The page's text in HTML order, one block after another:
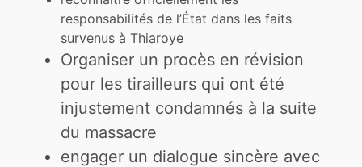
responsabilités de l’État dans les faits
survenus à Thiaroye
Organiser un procès en révision
pour les tirailleurs qui ont été
injustement condamnés à la suite
du massacre
engager un dialogue sincère avec